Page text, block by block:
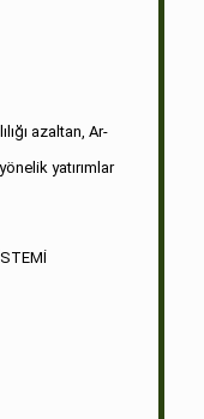
azaltan, Ar-
yatırımlar